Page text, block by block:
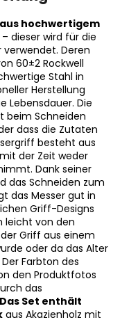
aus hochwertigem
dieser wird für die
verwendet. Deren
60±2 Rockwell
Stahl in
Herstellung
Die
beim Schneiden
dass die Zutaten
besteht aus
der Zeit weder
Dank seiner
das Schneiden zum
das Messer gut in
Griff-Designs
leicht von den
Griff aus einem
oder da das Alter
Farbton des
den Produktfotos
das
Das Set enthält
aus Akazienholz mit
verhindern.